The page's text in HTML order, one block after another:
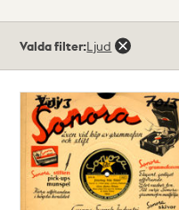
träffar
Valda filter:Ljud